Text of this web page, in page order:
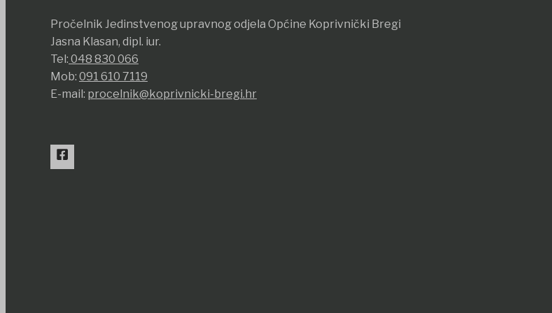
Pročelnik Jedinstvenog upravnog odjela Općine Koprivnički Bregi
Jasna Klasan, dipl. iur.
Tel: 048 830 066
Mob: 091 610 7119
E-mail: procelnik@koprivnicki-bregi.hr